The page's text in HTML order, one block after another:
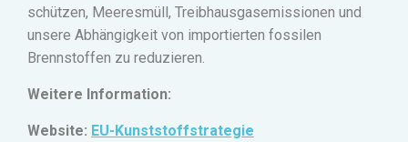
schützen, Meeresmüll, Treibhausgasemissionen und
unsere Abhängigkeit von importierten fossilen
Brennstoffen zu reduzieren.
Weitere Information:
Website: EU-Kunststoffstrategie